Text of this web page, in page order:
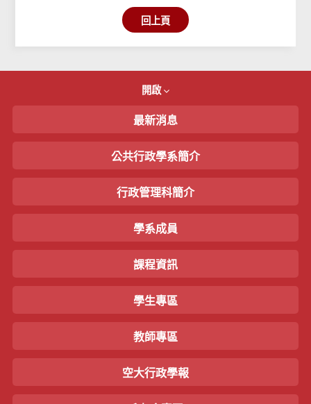
回上頁
開啟
最新消息
公共行政學系簡介
行政管理科簡介
學系成員
課程資訊
學生專區
教師專區
空大行政學報